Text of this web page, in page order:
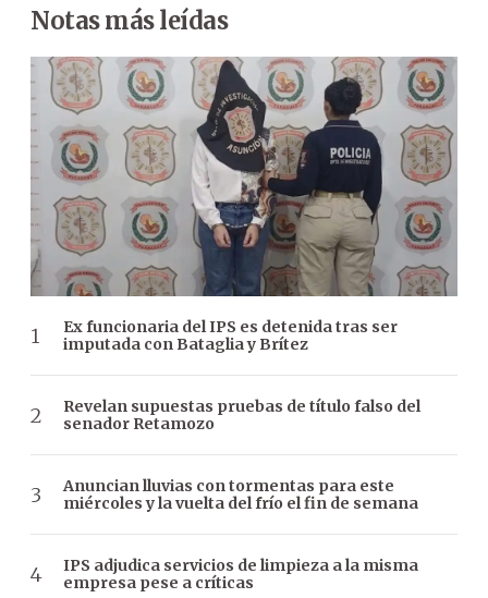
Notas más leídas
Ex funcionaria del IPS es detenida tras ser
imputada con Bataglia y Brítez
Revelan supuestas pruebas de título falso del
senador Retamozo
Anuncian lluvias con tormentas para este
miércoles y la vuelta del frío el fin de semana
IPS adjudica servicios de limpieza a la misma
empresa pese a críticas